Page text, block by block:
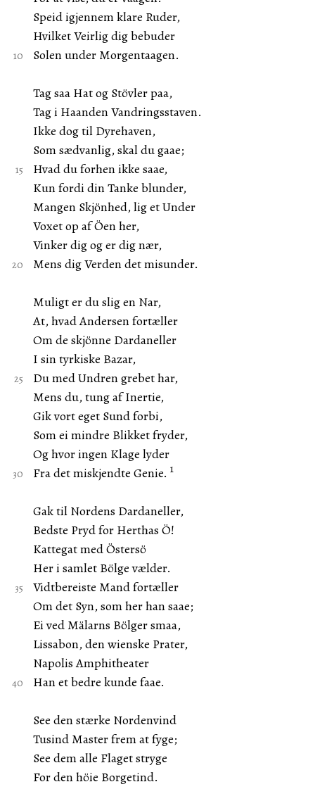
Speid igjennem klare Ruder,
Hvilket Veirlig dig bebuder
Solen under Morgentaagen.
Tag saa Hat og Stövler paa,
Tag i Haanden Vandringsstaven.
Ikke dog til Dyrehaven,
Som sædvanlig, skal du gaae;
Hvad du forhen ikke saae,
Kun fordi din Tanke blunder,
Mangen Skjönhed, lig et Under
Voxet op af Öen her,
Vinker dig og er dig nær,
Mens dig Verden det misunder.
Muligt er du slig en Nar,
At, hvad Andersen fortæller
Om de skjönne Dardaneller
I sin tyrkiske Bazar,
Du med Undren grebet har,
Mens du, tung af Inertie,
Gik vort eget Sund forbi,
Som ei mindre Blikket fryder,
Og hvor ingen Klage lyder
Fra det miskjendte Genie. 1
Gak til Nordens Dardaneller,
Bedste Pryd for Herthas Ö!
Kattegat med Östersö
Her i samlet Bölge vælder.
Vidtbereiste Mand fortæller
Om det Syn, som her han saae;
Ei ved Mälarns Bölger smaa,
Lissabon, den wienske Prater,
Napolis Amphitheater
Han et bedre kunde faae.
See den stærke Nordenvind
Tusind Master frem at fyge;
See dem alle Flaget stryge
For den höie Borgetind.